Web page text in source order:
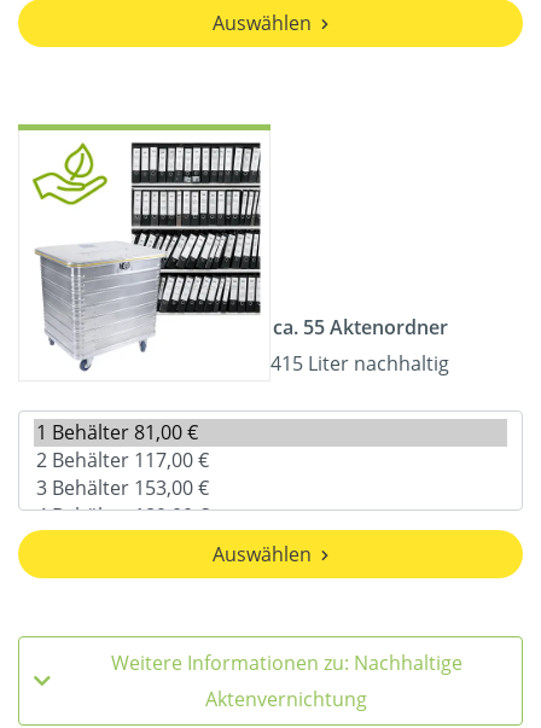
Auswählen
ca. 55 Aktenordner
415 Liter nachhaltig
Auswählen
Weitere Informationen zu: Nachhaltige
Aktenvernichtung